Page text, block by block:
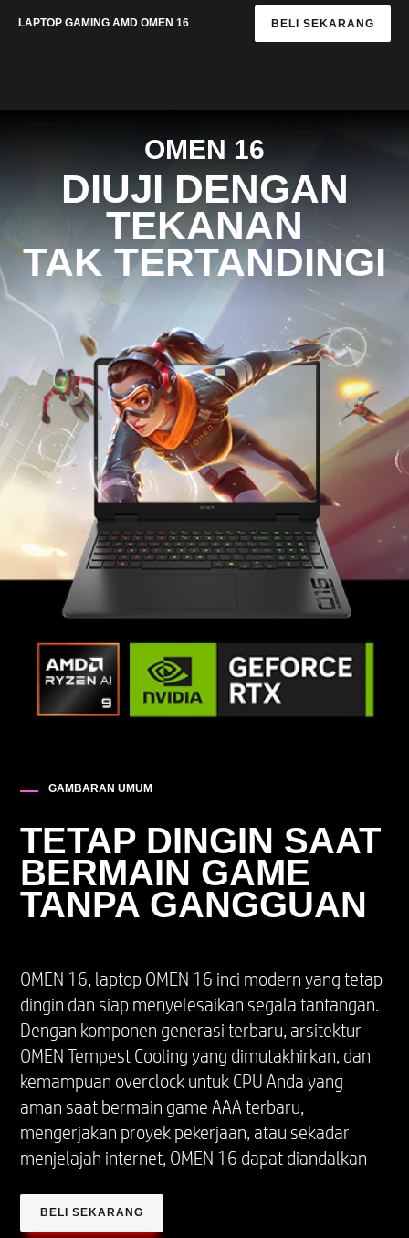
LAPTOP GAMING AMD OMEN 16 BELI SEKARANG
OMEN 16
DIUJI DENGAN
TEKANAN
TAK TERTANDINGI
GAMBARAN UMUM
TETAP DINGIN SAAT
BERMAIN GAME
TANPA GANGGUAN
OMEN 16, laptop OMEN 16 inci modern yang tetap
dingin dan siap menyelesaikan segala tantangan.
Dengan komponen generasi terbaru, arsitektur
OMEN Tempest Cooling yang dimutakhirkan, dan
kemampuan overclock untuk CPU Anda yang
aman saat bermain game AAA terbaru,
mengerjakan proyek pekerjaan, atau sekadar
menjelajah internet, OMEN 16 dapat diandalkan
BELI SEKARANG